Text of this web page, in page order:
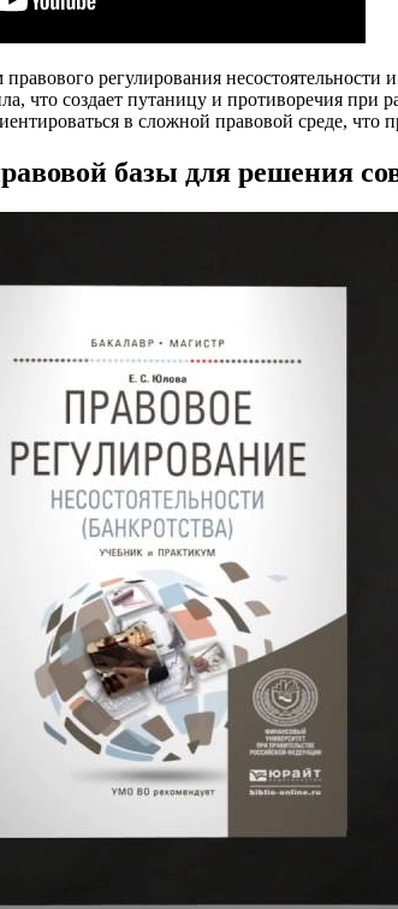
регулирования несостоятельности
что создает путаницу и противоречия при
в сложной правовой среде, что
базы для решения